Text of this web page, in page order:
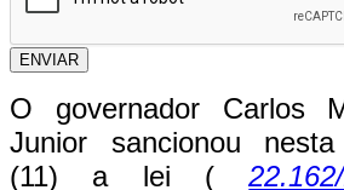
ENVIAR
O governador Carlos
Junior sancionou nesta
(11) a lei (